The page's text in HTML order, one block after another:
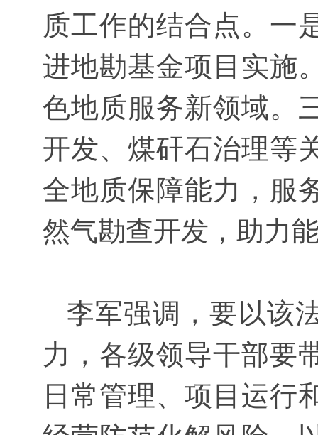
质工作的结合点。一
进地勘基金项目实施
色地质服务新领域。
开发、煤矸石治理等
全地质保障能力，服
然气勘查开发，助力
李军强调，要以该
力，各级领导干部要
日常管理、项目运行